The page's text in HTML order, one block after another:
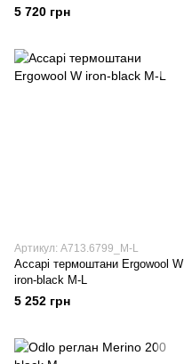
5 720 грн
Артикул: A713.6799_M-L
Accapi термоштани Ergowool W
iron-black M-L
5 252 грн